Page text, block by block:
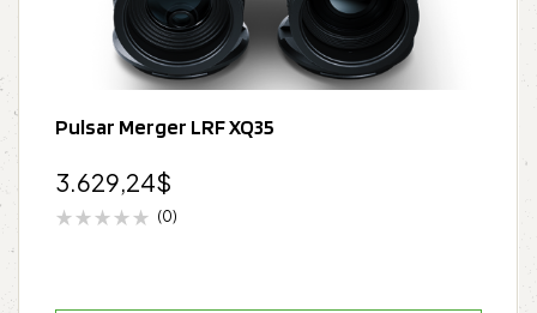
Pulsar Merger LRF XQ35
3.629,24$
(0)